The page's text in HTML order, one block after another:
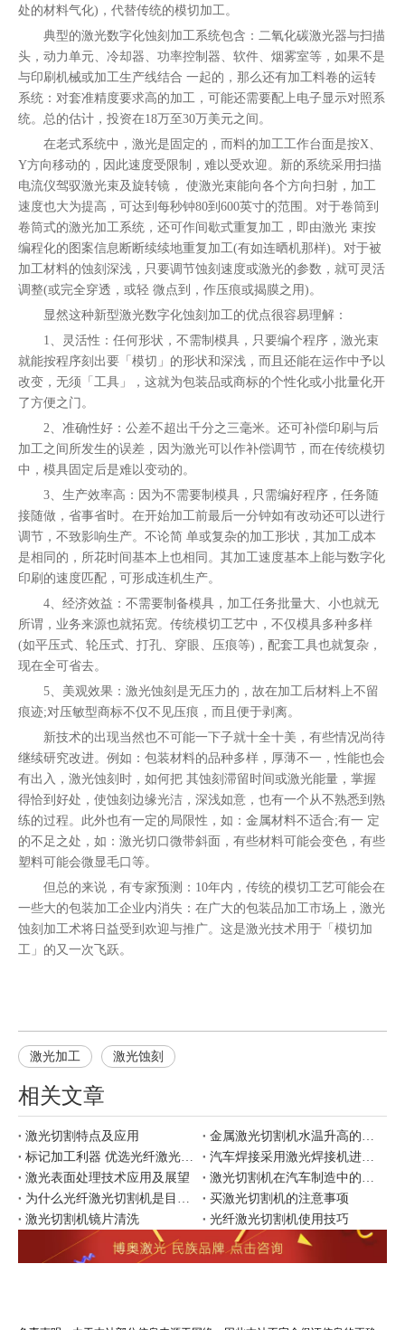
处的材料气化)，代替传统的模切加工。
典型的激光数字化蚀刻加工系统包含：二氧化碳激光器与扫描
头，动力单元、冷却器、功率控制器、软件、烟雾室等，如果不是
与印刷机械或加工生产线结合 一起的，那么还有加工料卷的运转
系统：对套准精度要求高的加工，可能还需要配上电子显示对照系
统。总的估计，投资在18万至30万美元之间。
在老式系统中，激光是固定的，而料的加工工作台面是按X、
Y方向移动的，因此速度受限制，难以受欢迎。新的系统采用扫描
电流仪驾驭激光束及旋转镜， 使激光束能向各个方向扫射，加工
速度也大为提高，可达到每秒钟80到600英寸的范围。对于卷筒到
卷筒式的激光加工系统，还可作间歇式重复加工，即由激光 束按
编程化的图案信息断断续续地重复加工(有如连晒机那样)。对于被
加工材料的蚀刻深浅，只要调节蚀刻速度或激光的参数，就可灵活
调整(或完全穿透，或轻 微点到，作压痕或揭膜之用)。
显然这种新型激光数字化蚀刻加工的优点很容易理解：
1、灵活性：任何形状，不需制模具，只要编个程序，激光束
就能按程序刻出要「模切」的形状和深浅，而且还能在运作中予以
改变，无须「工具」，这就为包装品或商标的个性化或小批量化开
了方便之门。
2、准确性好：公差不超出千分之三毫米。还可补偿印刷与后
加工之间所发生的误差，因为激光可以作补偿调节，而在传统模切
中，模具固定后是难以变动的。
3、生产效率高：因为不需要制模具，只需编好程序，任务随
接随做，省事省时。在开始加工前最后一分钟如有改动还可以进行
调节，不致影响生产。不论简 单或复杂的加工形状，其加工成本
是相同的，所花时间基本上也相同。其加工速度基本上能与数字化
印刷的速度匹配，可形成连机生产。
4、经济效益：不需要制备模具，加工任务批量大、小也就无
所谓，业务来源也就拓宽。传统模切工艺中，不仅模具多种多样
(如平压式、轮压式、打孔、穿眼、压痕等)，配套工具也就复杂，
现在全可省去。
5、美观效果：激光蚀刻是无压力的，故在加工后材料上不留
痕迹;对压敏型商标不仅不见压痕，而且便于剥离。
新技术的出现当然也不可能一下子就十全十美，有些情况尚待
继续研究改进。例如：包装材料的品种多样，厚薄不一，性能也会
有出入，激光蚀刻时，如何把 其蚀刻滞留时间或激光能量，掌握
得恰到好处，使蚀刻边缘光洁，深浅如意，也有一个从不熟悉到熟
练的过程。此外也有一定的局限性，如：金属材料不适合;有一 定
的不足之处，如：激光切口微带斜面，有些材料可能会变色，有些
塑料可能会微显毛口等。
但总的来说，有专家预测：10年内，传统的模切工艺可能会在
一些大的包装加工企业内消失：在广大的包装品加工市场上，激光
蚀刻加工术将日益受到欢迎与推广。这是激光技术用于「模切加
工」的又一次飞跃。
激光加工 激光蚀刻
相关文章
激光切割特点及应用
金属激光切割机水温升高的原因
标记加工利器 优选光纤激光打标
汽车焊接采用激光焊接机进行焊接有哪些优势
激光表面处理技术应用及展望
激光切割机在汽车制造中的应用
为什么光纤激光切割机是目前市场上更好用？
买激光切割机的注意事项
激光切割机镜片清洗
光纤激光切割机使用技巧